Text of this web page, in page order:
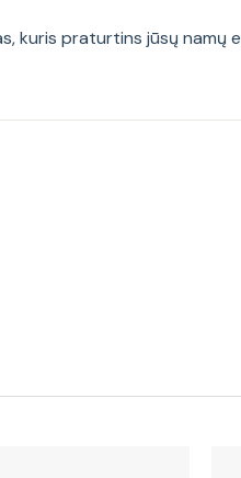
kuris praturtins jūsų